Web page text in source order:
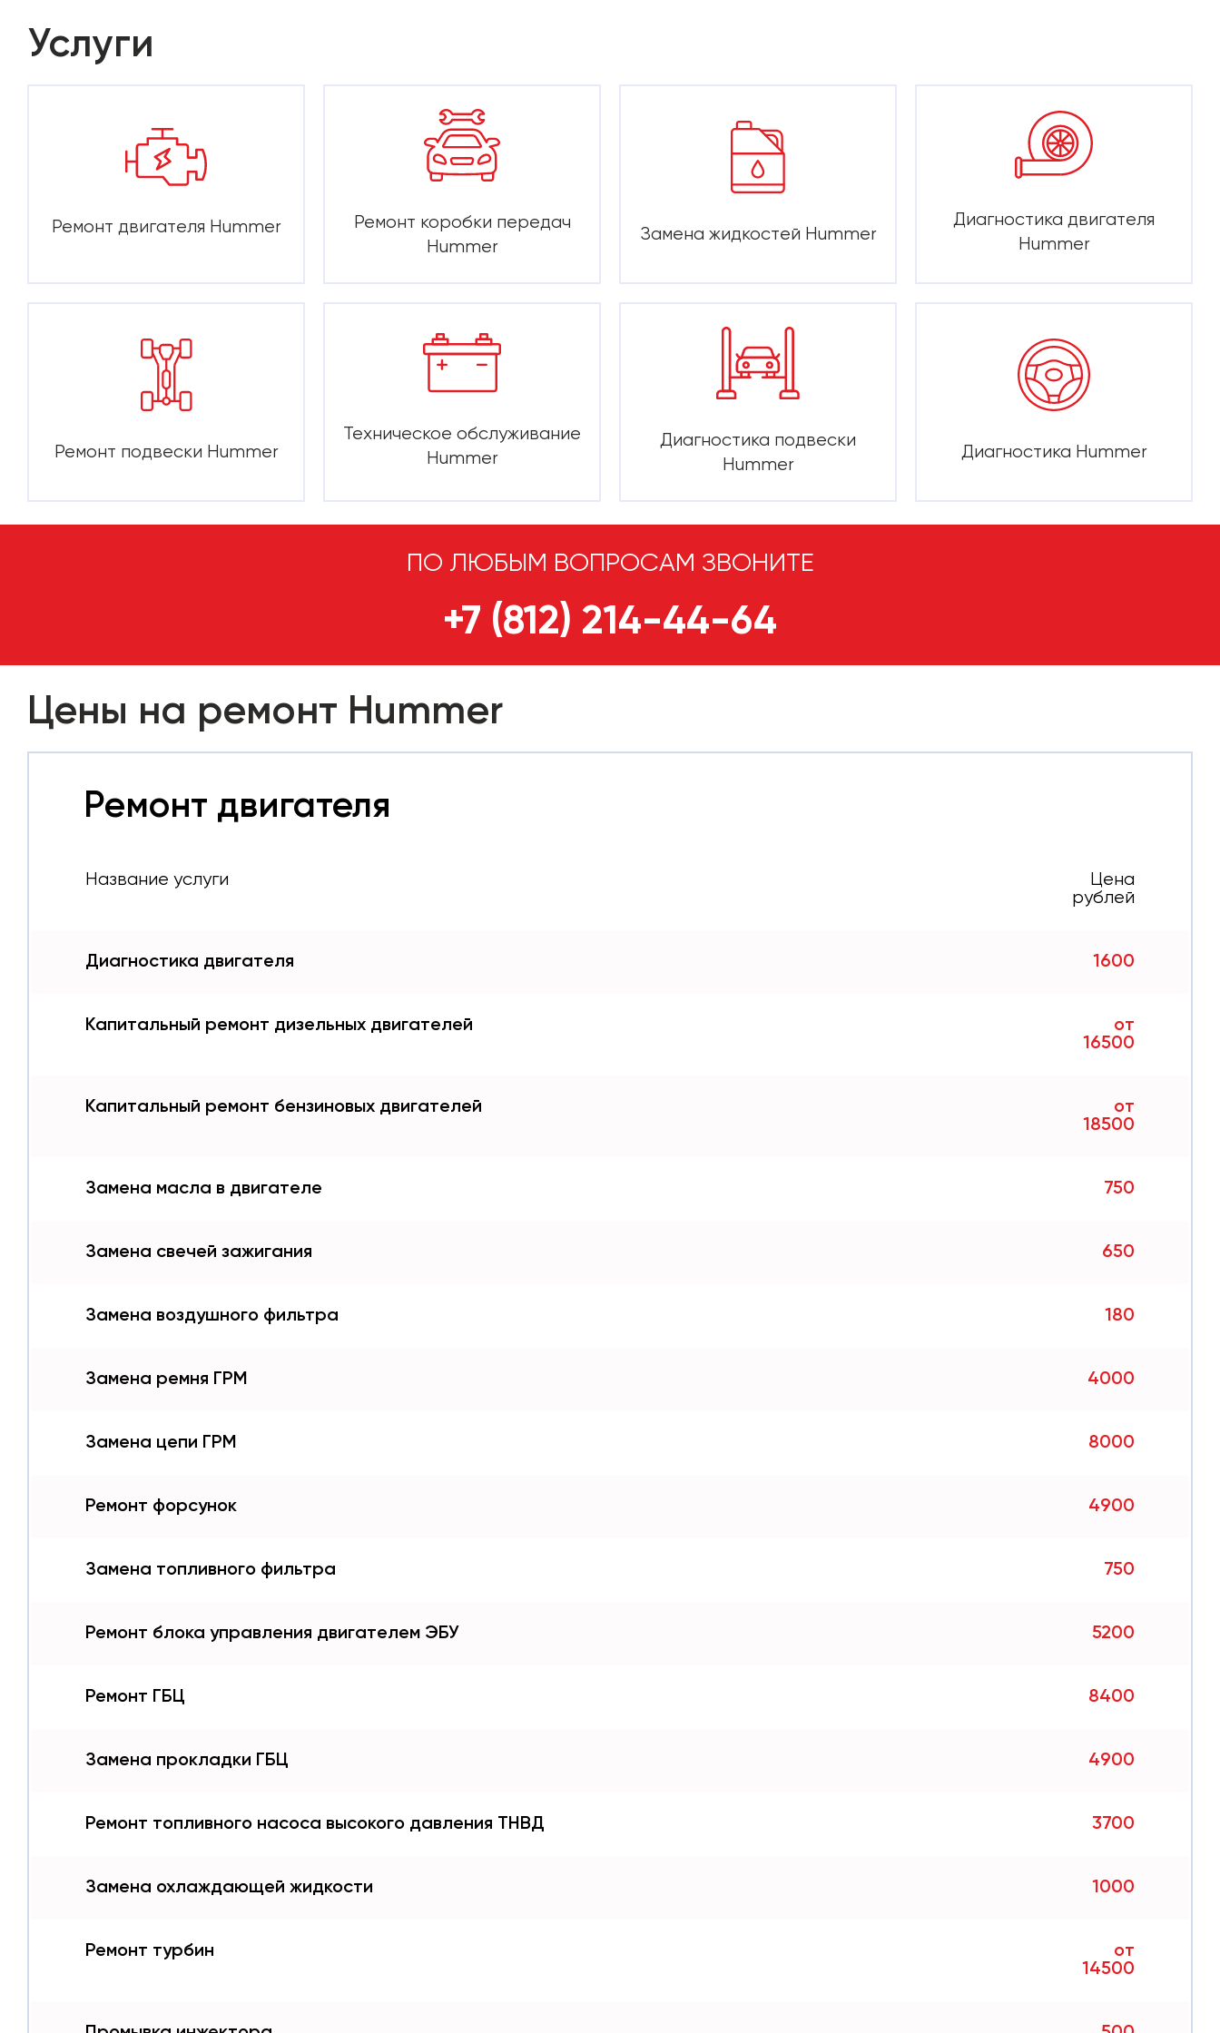
Услуги
Ремонт двигателя Hummer
Ремонт коробки передач
Hummer
Замена жидкостей Hummer
Диагностика двигателя
Hummer
Ремонт подвески Hummer
Техническое обслуживание
Hummer
Диагностика подвески
Hummer
Диагностика Hummer
ПО ЛЮБЫМ ВОПРОСАМ ЗВОНИТЕ
+7 (812) 214-44-64
Цены на ремонт Hummer
Ремонт двигателя
Название услуги
Цена
рублей
Диагностика двигателя 1600
Капитальный ремонт дизельных двигателей
от
16500
Капитальный ремонт бензиновых двигателей
от
18500
Замена масла в двигателе 750
Замена свечей зажигания 650
Замена воздушного фильтра 180
Замена ремня ГРМ 4000
Замена цепи ГРМ 8000
Ремонт форсунок 4900
Замена топливного фильтра 750
Ремонт блока управления двигателем ЭБУ 5200
Ремонт ГБЦ 8400
Замена прокладки ГБЦ 4900
Ремонт топливного насоса высокого давления ТНВД 3700
Замена охлаждающей жидкости 1000
Ремонт турбин
от
14500